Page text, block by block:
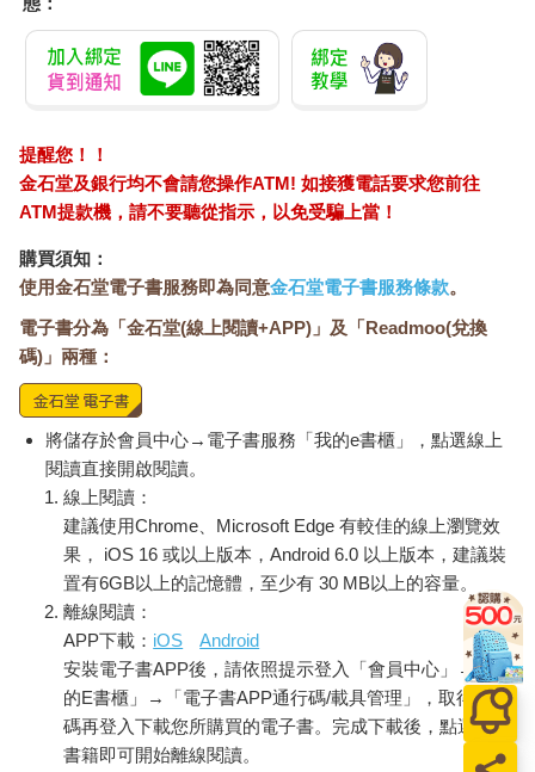
「這已經不行了。」
正如媽媽所說，粉紅色的花瓣已經泛黑枯萎。
無論擺飾或者開花時，媽媽都沒有出現任何反應。卻總是比任何
心情一直好沉重，因為這樣變得好在意小事情。
我得如同把菜餚擺進便當盒裡一般，好好整理自己的情緒才行。
得和平常一樣好好做才行、要整理得有條有理才行。
「祈里每天都好勤勞喔。」
「啊，哥哥早安。」
「海里，你今天比平常早起床耶。」
媽媽一說完，哥哥就回答「因為今天一大早要開會。」然後從冰
箱裡拿出水來。
「但話說回來，每天早上早起做便當，祈里真厲害。」
潤喉後又打了個大哈欠，哥哥在餐桌旁坐下。
哥哥和姊姊還在上學時，一直都是媽媽做便當。
但是在需要便當的人只剩下我一個時，媽媽開始說「今天妳去超
商或合作社買吧。」然後還忘記要給我零用錢買飯。我也有點抗
拒特地跟媽媽要錢，不知從何時開始，就像這樣自己做便當了。
不是想做便當才做便當，老實說我也覺得很麻煩。
只是，不得不這麼做而已。
不只便當，我的早餐也是基於相同理由而自己準備，還會順便幫
哥哥準備咖啡和早餐、盛沙拉或烤麵包之類的。
「喜歡做菜不是壞事，但也要好好念書喔。現在這時代說男說女
的已經太過時了，不管男生還是女生，念好書絕對沒壞處。」
「……嗯。」
每次都邊說服自己「只是一如往常的碎碎念」、「這是哥哥的關
提醒您！！
金石堂及銀行均不會請您操作ATM! 如接獲電話要求您前往
ATM提款機，請不要聽從指示，以免受騙上當！
購買須知：
使用金石堂電子書服務即為同意金石堂電子書服務條款。
電子書分為「金石堂(線上閱讀+APP)」及「Readmoo(兌換
碼)」兩種：
將儲存於會員中心→電子書服務「我的e書櫃」，點選線上
閱讀直接開啟閱讀。
線上閱讀：
建議使用Chrome、Microsoft Edge 有較佳的線上瀏覽效
果， iOS 16 或以上版本，Android 6.0 以上版本，建議裝
置有6GB以上的記憶體，至少有 30 MB以上的容量。
離線閱讀：
APP下載： iOS
Android
安裝電子書APP後，請依照提示登入「會員中心」→「我
的E書櫃」→「電子書APP通行碼/載具管理」，取得通行
碼再登入下載您所購買的電子書。完成下載後，點選任一
書籍即可開始離線閱讀。